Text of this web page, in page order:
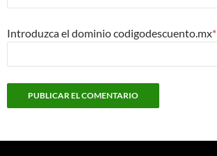
Introduzca el dominio codigodescuento.mx*